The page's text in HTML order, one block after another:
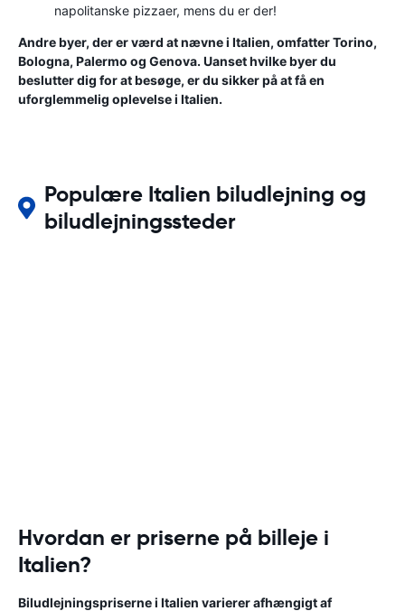
napolitanske pizzaer, mens du er der!
Andre byer, der er værd at nævne i Italien, omfatter Torino,
Bologna, Palermo og Genova. Uanset hvilke byer du
beslutter dig for at besøge, er du sikker på at få en
uforglemmelig oplevelse i Italien.
Populære Italien biludlejning og
biludlejningssteder
Hvordan er priserne på billeje i
Italien?
Biludlejningspriserne i Italien varierer afhængigt af